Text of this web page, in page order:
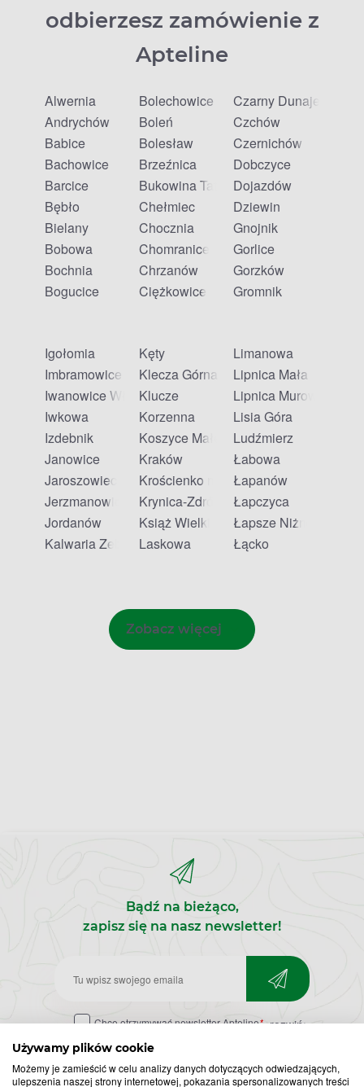
Używamy plików cookie
Możemy je zamieścić w celu analizy danych dotyczących odwiedzających,
ulepszenia naszej strony internetowej, pokazania spersonalizowanych treści
odbierzesz zamówienie z
Apteline
Alwernia
Andrychów
Babice
Bachowice
Barcice
Bębło
Bielany
Bobowa
Bochnia
Bogucice
Bolechowice
Boleń
Bolesław
Brzeźnica
Bukowina Tatrzańska
Chełmiec
Chocznia
Chomranice
Chrzanów
Ciężkowice
Czarny Dunajec
Czchów
Czernichów
Dobczyce
Dojazdów
Dziewin
Gnojnik
Gorlice
Gorzków
Gromnik
Igołomia
Imbramowice
Iwanowice Włościańskie
Iwkowa
Izdebnik
Janowice
Jaroszowiec
Jerzmanowice
Jordanów
Kalwaria Zebrzydowska
Kęty
Klecza Górna
Klucze
Korzenna
Koszyce Małe
Kraków
Krościenko nad Dunajcem
Krynica-Zdrój
Książ Wielki
Laskowa
Limanowa
Lipnica Mała
Lipnica Murowana
Lisia Góra
Ludźmierz
Łabowa
Łapanów
Łapczyca
Łapsze Niżne
Łącko
Zobacz więcej
Bądź na bieżąco,
zapisz się na nasz newsletter!
Zapisz
do
newslettera
Chcę otrzymywać newsletter Apteline* rozwiń>